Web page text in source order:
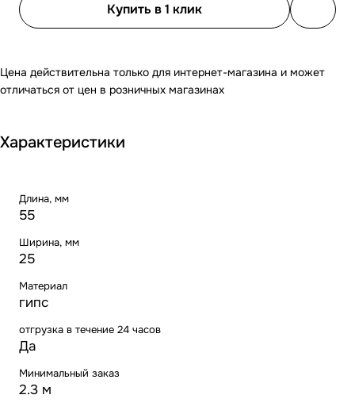
Купить в 1 клик
Цена действительна только для интернет-магазина и может
отличаться от цен в розничных магазинах
Характеристики
Длина, мм
55
Ширина, мм
25
Материал
гипс
отгрузка в течение 24 часов
Да
Минимальный заказ
2.3 м